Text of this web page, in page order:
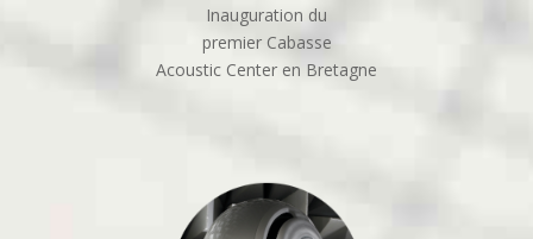
Inauguration du
premier Cabasse
Acoustic Center en Bretagne